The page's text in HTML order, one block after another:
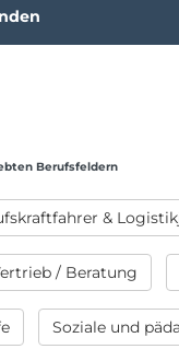
Berufsfeldern
&
/ Beratung
Soziale und